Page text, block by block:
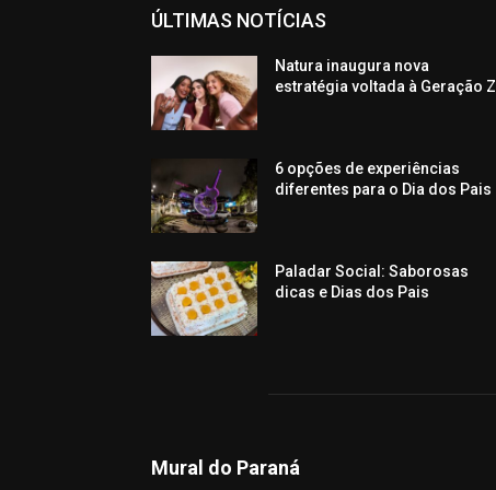
ÚLTIMAS NOTÍCIAS
Natura inaugura nova
estratégia voltada à Geração Z
6 opções de experiências
diferentes para o Dia dos Pais
Paladar Social: Saborosas
dicas e Dias dos Pais
Mural do Paraná